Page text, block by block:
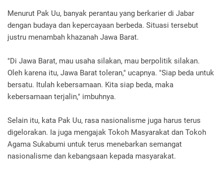
Menurut Pak Uu, banyak perantau yang berkarier di Jabar
dengan budaya dan kepercayaan berbeda. Situasi tersebut
justru menambah khazanah Jawa Barat.
"Di Jawa Barat, mau usaha silakan, mau berpolitik silakan.
Oleh karena itu, Jawa Barat toleran," ucapnya. "Siap beda untuk
bersatu. Itulah kebersamaan. Kita siap beda, maka
kebersamaan terjalin," imbuhnya.
Selain itu, kata Pak Uu, rasa nasionalisme juga harus terus
digelorakan. Ia juga mengajak Tokoh Masyarakat dan Tokoh
Agama Sukabumi untuk terus menebarkan semangat
nasionalisme dan kebangsaan kepada masyarakat.